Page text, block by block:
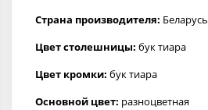
Страна производителя: Беларусь
Цвет столешницы: бук тиара
Цвет кромки: бук тиара
Основной цвет: разноцветная